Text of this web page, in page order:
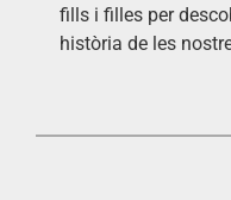
fills i filles per
història de les